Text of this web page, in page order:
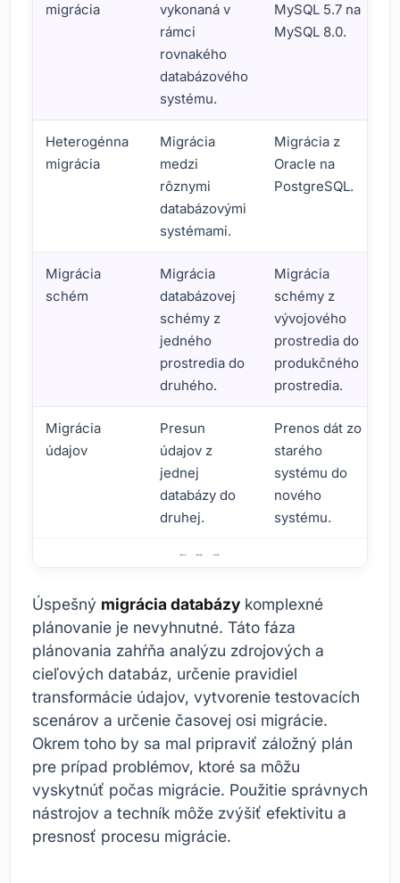
migrácia
vykonaná v
rámci
rovnakého
databázového
systému.
MySQL 5.7 na
MySQL 8.0.
Heterogénna
migrácia
Migrácia
medzi
rôznymi
databázovými
systémami.
Migrácia z
Oracle na
PostgreSQL.
Migrácia
schém
Migrácia
databázovej
schémy z
jedného
prostredia do
druhého.
Migrácia
schémy z
vývojového
prostredia do
produkčného
prostredia.
Migrácia
údajov
Presun
údajov z
jednej
databázy do
druhej.
Prenos dát zo
starého
systému do
nového
systému.
Úspešný migrácia databázy komplexné
plánovanie je nevyhnutné. Táto fáza
plánovania zahŕňa analýzu zdrojových a
cieľových databáz, určenie pravidiel
transformácie údajov, vytvorenie testovacích
scenárov a určenie časovej osi migrácie.
Okrem toho by sa mal pripraviť záložný plán
pre prípad problémov, ktoré sa môžu
vyskytnúť počas migrácie. Použitie správnych
nástrojov a techník môže zvýšiť efektivitu a
presnosť procesu migrácie.